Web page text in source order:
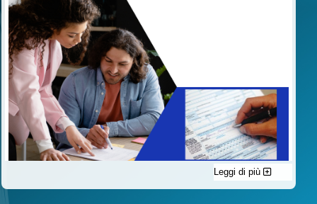
C'è un modo di contribuire alle attività dell’A.I.F.V.S. a favore
delle vittime della strada e per dare giustizia ai superstiti ed ai
Leggi di più